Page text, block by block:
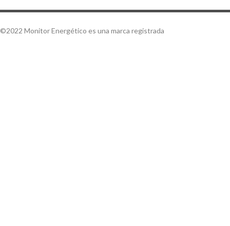
©2022 Monitor Energético es una marca registrada